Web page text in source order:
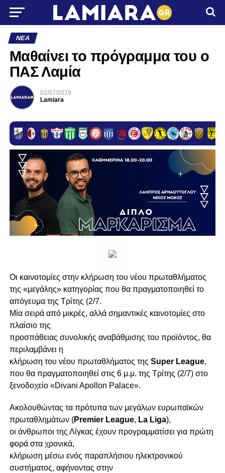
ΝΈΑ
Μαθαίνει το πρόγραμμα του ο
ΠΑΣ Λαμία
02/07/2019
Lamiara
Οι καινοτομίες στην κλήρωση του νέου πρωταθλήματος
της «μεγάλης» κατηγορίας που θα πραγματοποιηθεί το
απόγευμα της Τρίτης (2/7.
Μία σειρά από μικρές, αλλά σημαντικές καινοτομίες στο
πλαίσιο της
προσπάθειας συνολικής αναβάθμισης του προϊόντος, θα
περιλαμβάνει η
κλήρωση του νέου πρωταθλήματος της Super League,
που θα πραγματοποιηθεί στις 6 μ.μ. της Τρίτης (2/7) στο
ξενοδοχείο «Divani Apollon Palace».
Ακολουθώντας τα πρότυπα των μεγάλων ευρωπαϊκών
πρωταθλημάτων (Premier League, La Liga),
οι άνθρωποι της Λίγκας έχουν προγραμματίσει για πρώτη
φορά στα χρονικά,
κλήρωση μέσω ενός παραπλήσιου ηλεκτρονικού
συστήματος, αφήνοντας στην